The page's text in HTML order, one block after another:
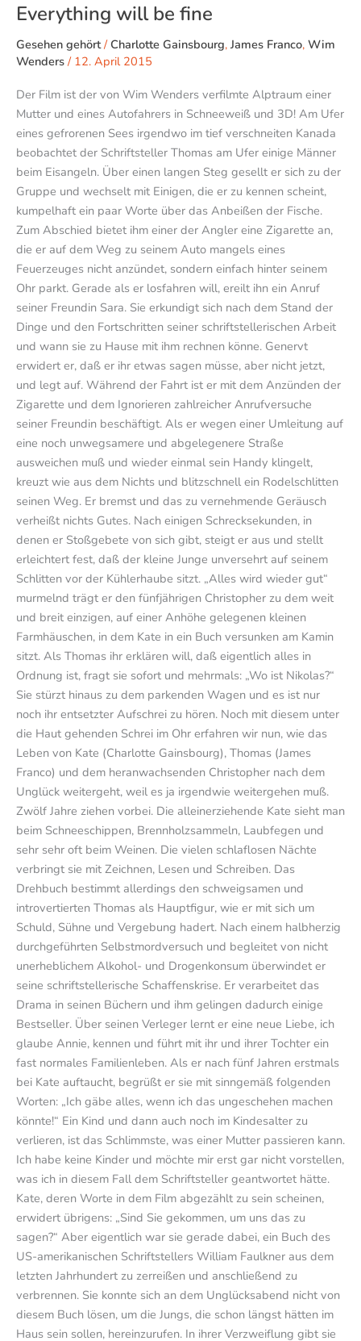
Everything will be fine
Gesehen gehört/Charlotte Gainsbourg, James Franco, Wim
Wenders / 12. April 2015
Der Film ist der von Wim Wenders verfilmte Alptraum einer
Mutter und eines Autofahrers in Schneeweiß und 3D! Am Ufer
eines gefrorenen Sees irgendwo im tief verschneiten Kanada
beobachtet der Schriftsteller Thomas am Ufer einige Männer
beim Eisangeln. Über einen langen Steg gesellt er sich zu der
Gruppe und wechselt mit Einigen, die er zu kennen scheint,
kumpelhaft ein paar Worte über das Anbeißen der Fische.
Zum Abschied bietet ihm einer der Angler eine Zigarette an,
die er auf dem Weg zu seinem Auto mangels eines
Feuerzeuges nicht anzündet, sondern einfach hinter seinem
Ohr parkt. Gerade als er losfahren will, ereilt ihn ein Anruf
seiner Freundin Sara. Sie erkundigt sich nach dem Stand der
Dinge und den Fortschritten seiner schriftstellerischen Arbeit
und wann sie zu Hause mit ihm rechnen könne. Genervt
erwidert er, daß er ihr etwas sagen müsse, aber nicht jetzt,
und legt auf. Während der Fahrt ist er mit dem Anzünden der
Zigarette und dem Ignorieren zahlreicher Anrufversuche
seiner Freundin beschäftigt. Als er wegen einer Umleitung auf
eine noch unwegsamere und abgelegenere Straße
ausweichen muß und wieder einmal sein Handy klingelt,
kreuzt wie aus dem Nichts und blitzschnell ein Rodelschlitten
seinen Weg. Er bremst und das zu vernehmende Geräusch
verheißt nichts Gutes. Nach einigen Schrecksekunden, in
denen er Stoßgebete von sich gibt, steigt er aus und stellt
erleichtert fest, daß der kleine Junge unversehrt auf seinem
Schlitten vor der Kühlerhaube sitzt. „Alles wird wieder gut“
murmelnd trägt er den fünfjährigen Christopher zu dem weit
und breit einzigen, auf einer Anhöhe gelegenen kleinen
Farmhäuschen, in dem Kate in ein Buch versunken am Kamin
sitzt. Als Thomas ihr erklären will, daß eigentlich alles in
Ordnung ist, fragt sie sofort und mehrmals: „Wo ist Nikolas?“
Sie stürzt hinaus zu dem parkenden Wagen und es ist nur
noch ihr entsetzter Aufschrei zu hören. Noch mit diesem unter
die Haut gehenden Schrei im Ohr erfahren wir nun, wie das
Leben von Kate (Charlotte Gainsbourg), Thomas (James
Franco) und dem heranwachsenden Christopher nach dem
Unglück weitergeht, weil es ja irgendwie weitergehen muß.
Zwölf Jahre ziehen vorbei. Die alleinerziehende Kate sieht man
beim Schneeschippen, Brennholzsammeln, Laubfegen und
sehr sehr oft beim Weinen. Die vielen schlaflosen Nächte
verbringt sie mit Zeichnen, Lesen und Schreiben. Das
Drehbuch bestimmt allerdings den schweigsamen und
introvertierten Thomas als Hauptfigur, wie er mit sich um
Schuld, Sühne und Vergebung hadert. Nach einem halbherzig
durchgeführten Selbstmordversuch und begleitet von nicht
unerheblichem Alkohol- und Drogenkonsum überwindet er
seine schriftstellerische Schaffenskrise. Er verarbeitet das
Drama in seinen Büchern und ihm gelingen dadurch einige
Bestseller. Über seinen Verleger lernt er eine neue Liebe, ich
glaube Annie, kennen und führt mit ihr und ihrer Tochter ein
fast normales Familienleben. Als er nach fünf Jahren erstmals
bei Kate auftaucht, begrüßt er sie mit sinngemäß folgenden
Worten: „Ich gäbe alles, wenn ich das ungeschehen machen
könnte!“ Ein Kind und dann auch noch im Kindesalter zu
verlieren, ist das Schlimmste, was einer Mutter passieren kann.
Ich habe keine Kinder und möchte mir erst gar nicht vorstellen,
was ich in diesem Fall dem Schriftsteller geantwortet hätte.
Kate, deren Worte in dem Film abgezählt zu sein scheinen,
erwidert übrigens: „Sind Sie gekommen, um uns das zu
sagen?“ Aber eigentlich war sie gerade dabei, ein Buch des
US-amerikanischen Schriftstellers William Faulkner aus dem
letzten Jahrhundert zu zerreißen und anschließend zu
verbrennen. Sie konnte sich an dem Unglücksabend nicht von
diesem Buch lösen, um die Jungs, die schon längst hätten im
Haus sein sollen, hereinzurufen. In ihrer Verzweiflung gibt sie
Everything
be
fine